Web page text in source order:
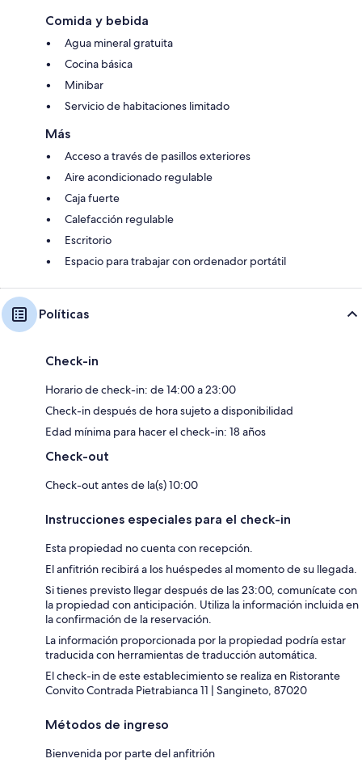
Comida y bebida
Agua mineral gratuita
Cocina básica
Minibar
Servicio de habitaciones limitado
Más
Acceso a través de pasillos exteriores
Aire acondicionado regulable
Caja fuerte
Calefacción regulable
Escritorio
Espacio para trabajar con ordenador portátil
Políticas
Check-in
Horario de check-in: de 14:00 a 23:00
Check-in después de hora sujeto a disponibilidad
Edad mínima para hacer el check-in: 18 años
Check-out
Check-out antes de la(s) 10:00
Instrucciones especiales para el check-in
Esta propiedad no cuenta con recepción.
El anfitrión recibirá a los huéspedes al momento de su llegada.
Si tienes previsto llegar después de las 23:00, comunícate con
la propiedad con anticipación. Utiliza la información incluida en
la confirmación de la reservación.
La información proporcionada por la propiedad podría estar
traducida con herramientas de traducción automática.
El check-in de este establecimiento se realiza en Ristorante
Convito Contrada Pietrabianca 11 | Sangineto, 87020
Métodos de ingreso
Bienvenida por parte del anfitrión